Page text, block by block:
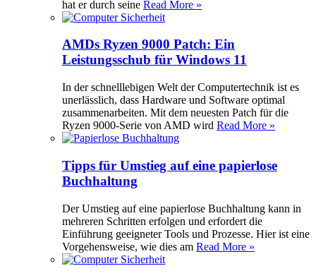
hat er durch seine Read More »
AMDs Ryzen 9000 Patch: Ein
Leistungsschub für Windows 11
In der schnelllebigen Welt der Computertechnik ist es
unerlässlich, dass Hardware und Software optimal
zusammenarbeiten. Mit dem neuesten Patch für die
Ryzen 9000-Serie von AMD wird Read More »
Tipps für Umstieg auf eine papierlose
Buchhaltung
Der Umstieg auf eine papierlose Buchhaltung kann in
mehreren Schritten erfolgen und erfordert die
Einführung geeigneter Tools und Prozesse. Hier ist eine
Vorgehensweise, wie dies am Read More »